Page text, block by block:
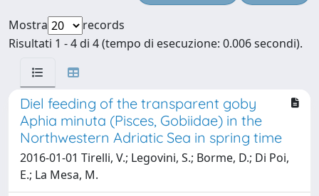
Mostra
records
Risultati 1 - 4 di 4 (tempo di esecuzione: 0.006 secondi).
Diel feeding of the transparent goby
Aphia minuta (Pisces, Gobiidae) in the
Northwestern Adriatic Sea in spring time
2016-01-01 Tirelli, V.; Legovini, S.; Borme, D.; Di Poi,
E.; La Mesa, M.